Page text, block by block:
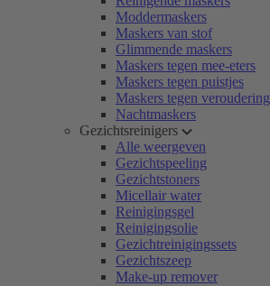
Moddermaskers
Maskers van stof
Glimmende maskers
Maskers tegen mee-eters
Maskers tegen puistjes
Maskers tegen veroudering
Nachtmaskers
Gezichtsreinigers
Alle weergeven
Gezichtspeeling
Gezichtstoners
Micellair water
Reinigingsgel
Reinigingsolie
Gezichtreinigingssets
Gezichtszeep
Make-up remover